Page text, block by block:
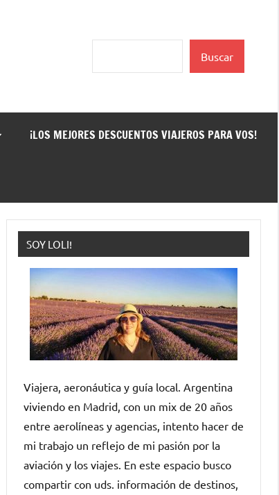
Buscar
¡LOS MEJORES DESCUENTOS VIAJEROS PARA VOS!
SOY LOLI!
Viajera, aeronáutica y guía local. Argentina
viviendo en Madrid, con un mix de 20 años
entre aerolíneas y agencias, intento hacer de
mi trabajo un reflejo de mi pasión por la
aviación y los viajes. En este espacio busco
compartir con uds. información de destinos,